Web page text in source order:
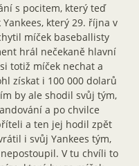
s pocitem, který teď
který 29. října v
míček baseballisty
hrál nečekaně hlavní
totiž míček nechat a
získat i 100 000 dolarů
by ale shodil svůj tým,
a po chvilce
a ten jej hodil zpět
i svůj Yankees tým,
V tu chvíli to